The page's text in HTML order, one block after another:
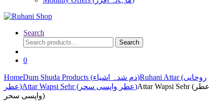
Search
Search
for:
Search
0
Home Dum Shuda Products (دم شدہ اشیاء)Ruhani Attar (روحانی
عطر)
Attar Wapsi Sehr (عطر واپسی سحر)Attar Wapsi Sehr (عطر
واپسی سحر)